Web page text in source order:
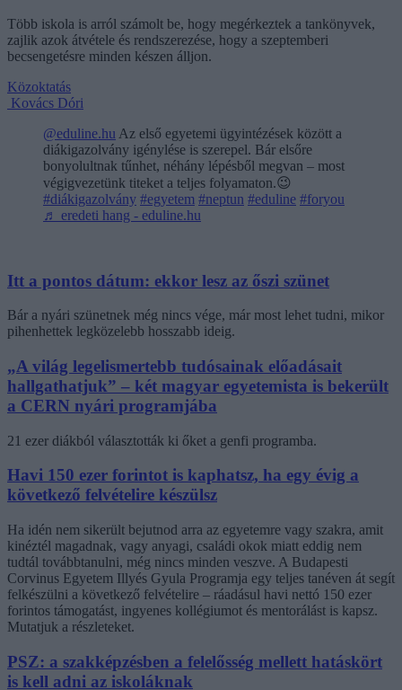
Több iskola is arról számolt be, hogy megérkeztek a tankönyvek,
zajlik azok átvétele és rendszerezése, hogy a szeptemberi
becsengetésre minden készen álljon.
Közoktatás
Kovács Dóri
@eduline.hu Az első egyetemi ügyintézések között a
diákigazolvány igénylése is szerepel. Bár elsőre
bonyolultnak tűnhet, néhány lépésből megvan – most
végigvezetünk titeket a teljes folyamaton.😉
#diákigazolvány #egyetem #neptun #eduline #foryou
♬ eredeti hang - eduline.hu
Itt a pontos dátum: ekkor lesz az őszi szünet
Bár a nyári szünetnek még nincs vége, már most lehet tudni, mikor
pihenhettek legközelebb hosszabb ideig.
„A világ legelismertebb tudósainak előadásait
hallgathatjuk” – két magyar egyetemista is bekerült
a CERN nyári programjába
21 ezer diákból választották ki őket a genfi programba.
Havi 150 ezer forintot is kaphatsz, ha egy évig a
következő felvételire készülsz
Ha idén nem sikerült bejutnod arra az egyetemre vagy szakra, amit
kinéztél magadnak, vagy anyagi, családi okok miatt eddig nem
tudtál továbbtanulni, még nincs minden veszve. A Budapesti
Corvinus Egyetem Illyés Gyula Programja egy teljes tanéven át segít
felkészülni a következő felvételire – ráadásul havi nettó 150 ezer
forintos támogatást, ingyenes kollégiumot és mentorálást is kapsz.
Mutatjuk a részleteket.
PSZ: a szakképzésben a felelősség mellett hatáskört
is kell adni az iskoláknak